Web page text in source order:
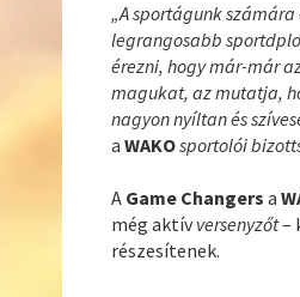
„A sportágunk
legrangosabb
érezni, hogy már-már
magukat, az mutatja,
nagyon nyíltan és
aWAKOsportolói
A Game Changersa
még aktívversenyzőt–
részesítenek.